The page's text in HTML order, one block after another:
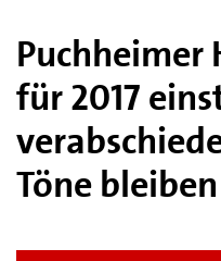
Puchheimer
für 2017
Töne